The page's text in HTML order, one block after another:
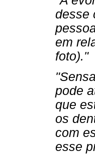
desse
em
foto)."
pode
que
os
com
esse